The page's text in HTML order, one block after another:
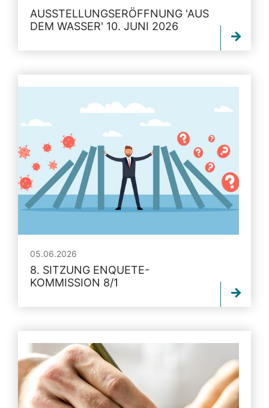
AUSSTELLUNGSERÖFFNUNG 'AUS
DEM WASSER' 10. JUNI 2026
05.06.2026
8. SITZUNG ENQUETE-
KOMMISSION 8/1